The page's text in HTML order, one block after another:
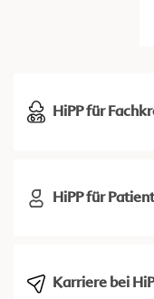
HiPP für
HiPP für
Karriere bei